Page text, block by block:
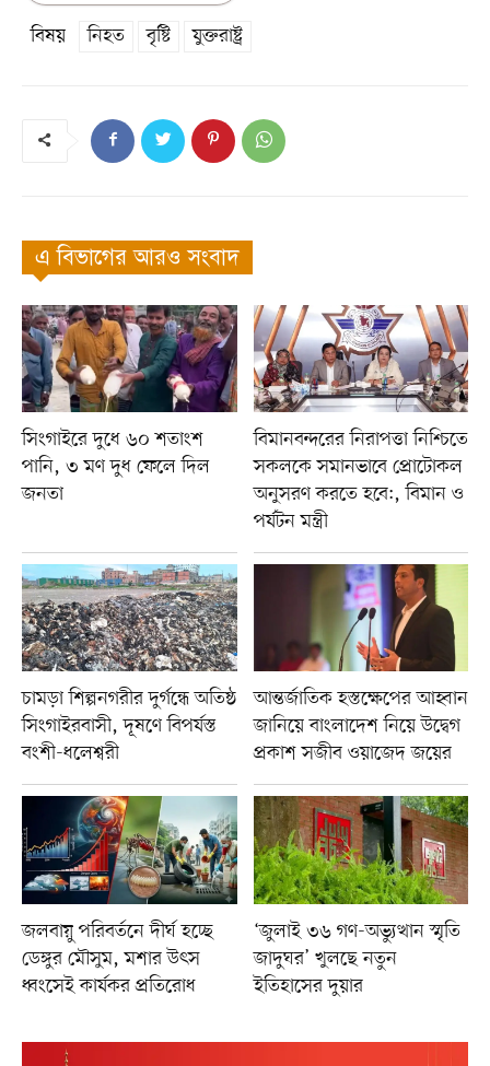
বিষয় নিহত বৃষ্টি যুক্তরাষ্ট্র
এ বিভাগের আরও সংবাদ
সিংগাইরে দুধে ৬০ শতাংশ
পানি, ৩ মণ দুধ ফেলে দিল
জনতা
বিমানবন্দরের নিরাপত্তা নিশ্চিতে
সকলকে সমানভাবে প্রোটোকল
অনুসরণ করতে হবে:, বিমান ও
পর্যটন মন্ত্রী
চামড়া শিল্পনগরীর দুর্গন্ধে অতিষ্ঠ
সিংগাইরবাসী, দূষণে বিপর্যস্ত
বংশী-ধলেশ্বরী
আন্তর্জাতিক হস্তক্ষেপের আহ্বান
জানিয়ে বাংলাদেশ নিয়ে উদ্বেগ
প্রকাশ সজীব ওয়াজেদ জয়ের
জলবায়ু পরিবর্তনে দীর্ঘ হচ্ছে
ডেঙ্গুর মৌসুম, মশার উৎস
ধ্বংসেই কার্যকর প্রতিরোধ
‘জুলাই ৩৬ গণ-অভ্যুত্থান স্মৃতি
জাদুঘর’ খুলছে নতুন
ইতিহাসের দুয়ার